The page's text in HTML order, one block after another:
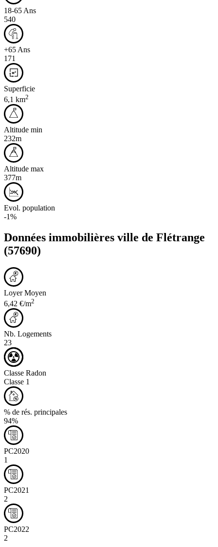
18-65 Ans
540
+65 Ans
171
Superficie
6,1 km2
Altitude min
232m
Altitude max
377m
Evol. population
-1%
Données immobilières ville de Flétrange
(57690)
Loyer Moyen
6,42 €/m2
Nb. Logements
23
Classe Radon
Classe 1
% de rés. principales
94%
PC2020
1
PC2021
2
PC2022
2